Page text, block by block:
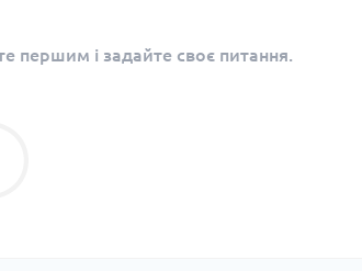
першим і задайте своє питання.